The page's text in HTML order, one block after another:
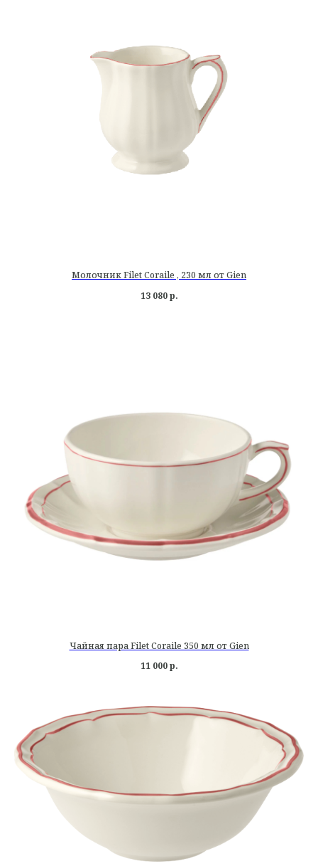
Молочник Filet Coraile , 230 мл от Gien
13 080 р.
Чайная пара Filet Coraile 350 мл от Gien
11 000 р.